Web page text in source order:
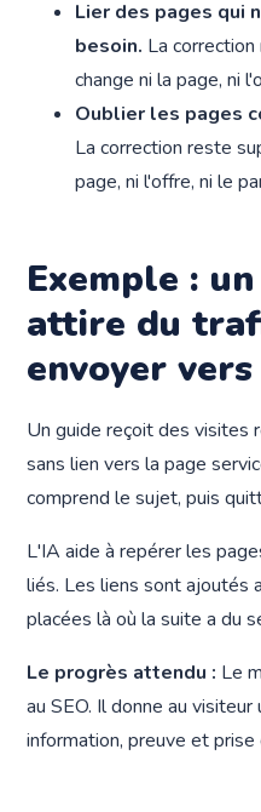
Lier des pages qui
besoin. La
change ni la page, ni
Oublier les pages
La correction reste
page, ni l'offre, ni le
Exemple :
attire du
envoyer
Un guide reçoit des visites
sans lien vers la page
comprend le sujet, puis
L'IA aide à repérer les
liés. Les liens sont ajoutés
placées là où la suite a du
Le progrès attendu : Le
au SEO. Il donne au visiteur
information, preuve et prise